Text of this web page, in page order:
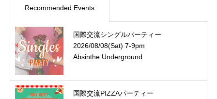
Recommended Events
国際交流シングルパーティー
2026/08/08(Sat) 7-9pm
Absinthe Underground
国際交流PIZZAパーティー